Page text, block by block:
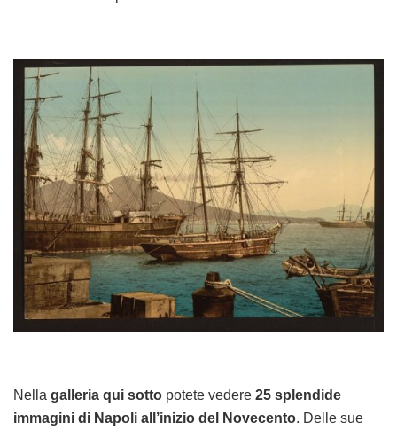
Nella galleria qui sotto potete vedere 25 splendide
immagini di Napoli all’inizio del Novecento. Delle sue